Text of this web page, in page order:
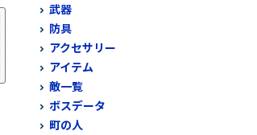
武器
防具
アクセサリー
アイテム
敵一覧
ボスデータ
町の人